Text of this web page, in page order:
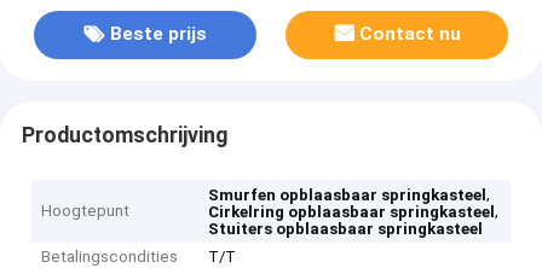
Beste prijs Contact nu
Productomschrijving
Hoogtepunt
Smurfen opblaasbaar springkasteel,
Cirkelring opblaasbaar springkasteel,
Stuiters opblaasbaar springkasteel
Betalingscondities
T/T